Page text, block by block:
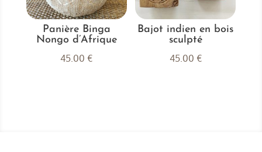
Panière Binga
Nongo d’Afrique
45.00 €
Bajot indien en bois
sculpté
45.00 €